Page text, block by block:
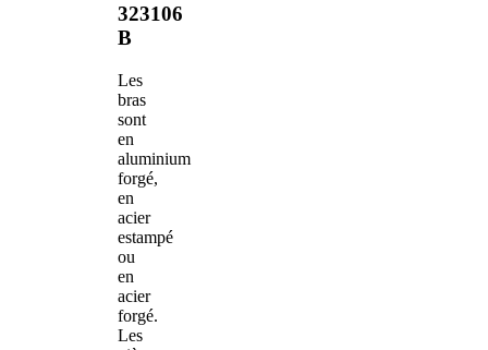
323106
B
Les
bras
sont
en
aluminium
forgé,
en
acier
estampé
ou
en
acier
forgé.
Les